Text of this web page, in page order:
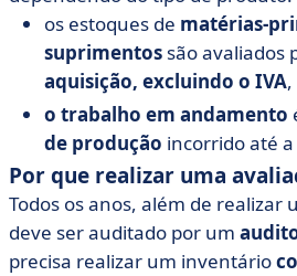
os estoques de matérias-
suprimentos são avaliados
aquisição, excluindo o IVA,
o trabalho em andamento
de produção incorrido até
Por que realizar uma
Todos os anos, além de realizar
deve ser auditado por um
precisa realizar um inventário